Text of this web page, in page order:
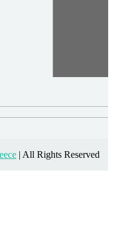
| All Rights Reserved